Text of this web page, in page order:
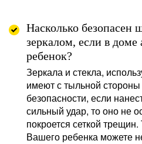
Насколько безопасен
зеркалом, если в
ребенок?
Зеркала и стекла,
имеют с тыльной
безопасности, если
сильный удар, то оно не
покроется сеткой
Вашего ребенка можете